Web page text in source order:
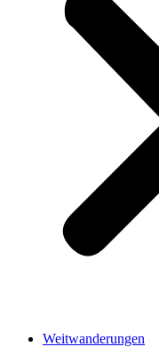
Weitwanderungen